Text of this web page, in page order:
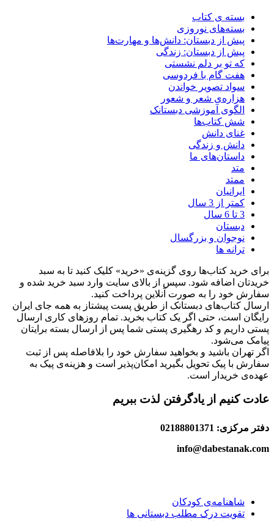
بسته ی کتاب
بسته‌های نوروزی
پیش‌ از دبستان: دانش‌ها و مهارت‌ها
پیش از دبستان: زندگی
که تو بر دلم نشستی
هفت گام با فردوسی
سواد تصویر خواندن
هزاره‌ی شعر و شعور
الگوی آموزشی دبستانک
شش کتاب‌ها
غنای دانش
دانش و زندگی
داستان‌های ما
متد
ممتد
ایرانیان
کمتر از 3 سال
3 تا 6 سال
دبستان
نوجوان و بزرگسال
ترانه ها
برای خرید کتاب‌ها روی گزینه‌ی «خرید» کلیک کنید تا به سبد
خریدتان اضافه شود. سپس از بالای سایت وارد سبد خرید شده و
سفارش خود را به صورت آنلاین پرداخت کنید.
ارسال کتاب‌های دبستانک از طریق پست پیشتاز به همه جای ایران
رایگان است، حتی اگر یک کتاب بخرید. تمام روزهای کاری ارسال
پستی داریم و کد رهگیری پستی شما پس از ارسال بسته برایتان
پیامک می‌شود.
اگر تهران باشید و بخواهید سفارش خود را بلافاصله پس از ثبت
سفارش با پیک تحویل بگیرید امکان‌پذیر است و هزینه‌ی پیک به
عهده‌ی خریدار است.
عادت کنیم از یادگرفتن لذت ببریم
دفتر مرکزی: 02188801371
info@dabestanak.com
شاهنامه‌ی کودکان
تقویت درک مطلب دبستانی ها